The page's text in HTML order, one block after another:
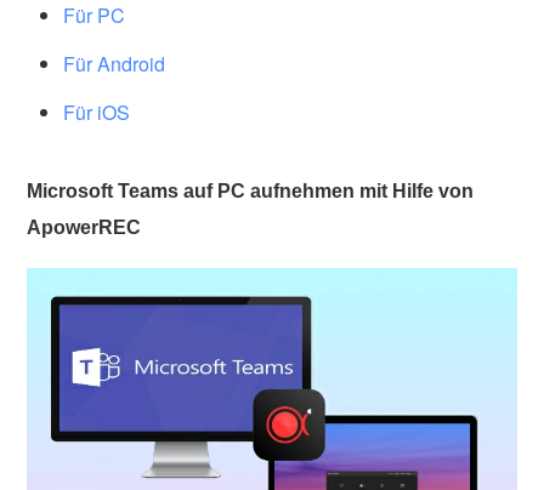
Für PC
Für Android
Für iOS
Microsoft Teams auf PC aufnehmen mit Hilfe von
ApowerREC